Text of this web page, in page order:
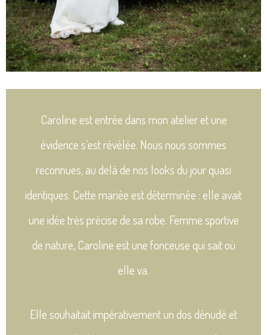
Caroline est entrée dans mon atelier et une
évidence s’est révélée. Nous nous sommes
reconnues, au delà de nos looks du jour quasi
identiques. Cette mariée est déterminée : elle avait
une idée très précise de sa robe. Femme sportive
de nature, Caroline est une fonceuse qui sait où
elle va.
Elle souhaitait impérativement un dos dénudé et